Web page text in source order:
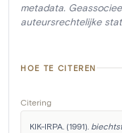
metadata.
auteursrechtelijke
HOE TE CITEREN
Citering
KIK-IRPA. (1991).